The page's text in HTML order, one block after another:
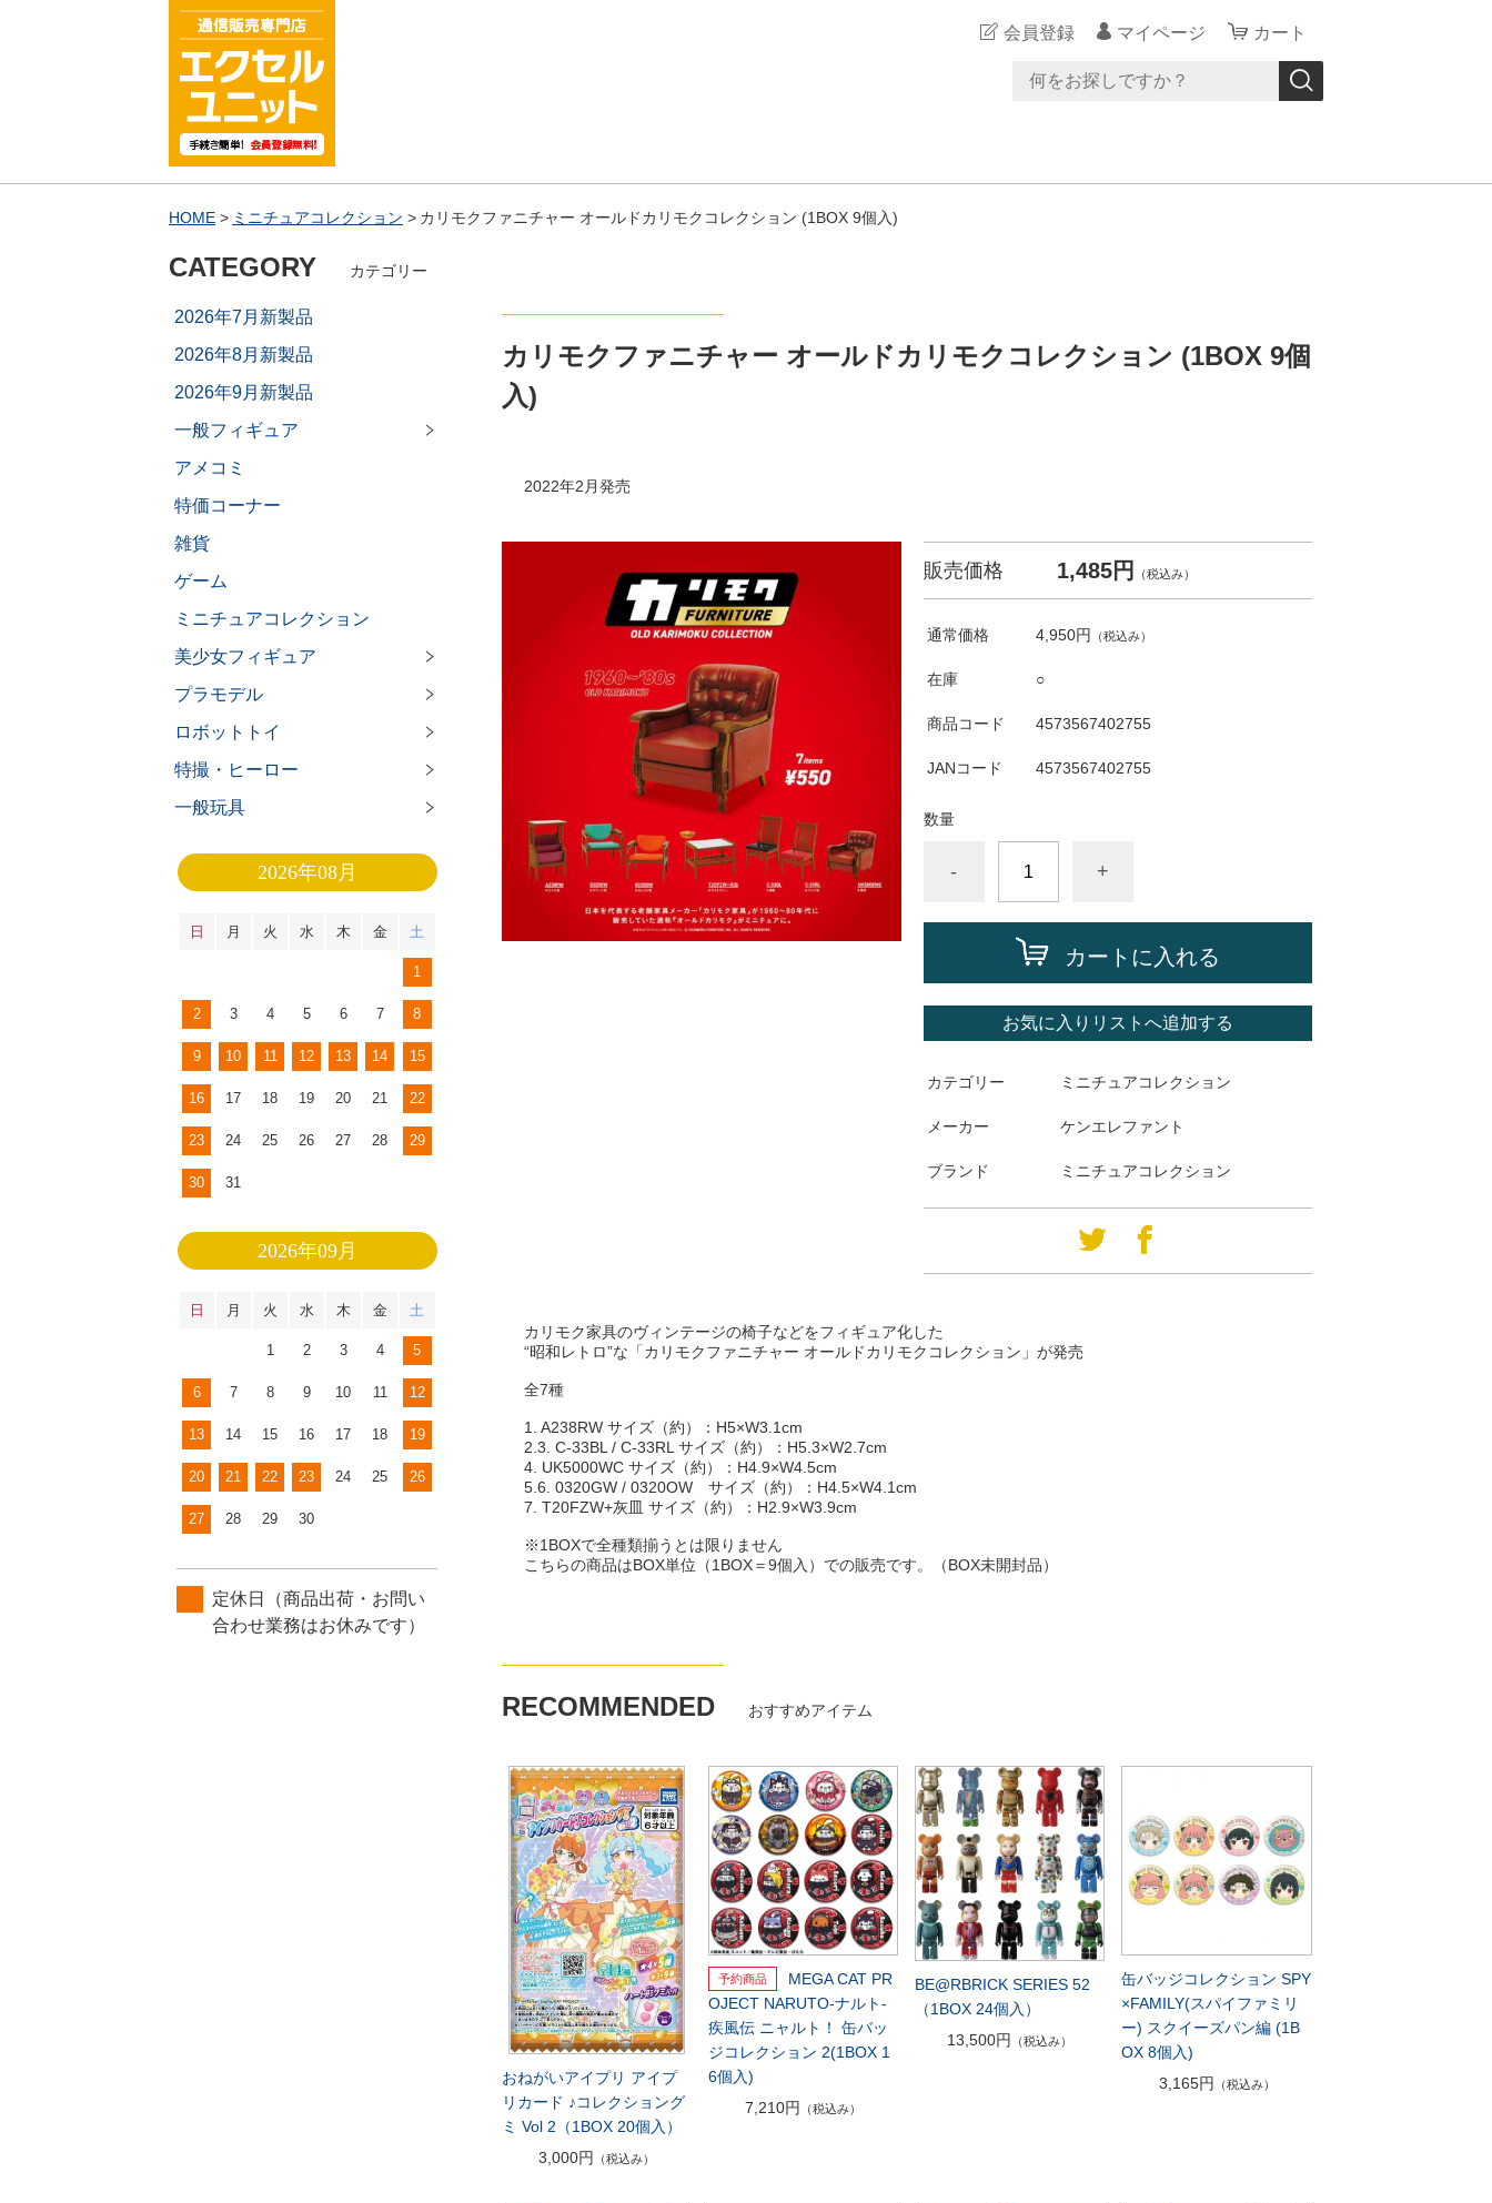
会員登録 マイページ カート
HOME ミニチュアコレクション カリモクファニチャー オールドカリモクコレクション (1BOX 9個入)
カリモクファニチャー オールドカリモクコレクション (1BOX 9個
入)
2022年2月発売
販売価格 1,485円 （税込み）
通常価格 4,950円 （税込み）
在庫 ○
商品コード 4573567402755
JANコード 4573567402755
数量
- +
カートに入れる
お気に入りリストへ追加する
カテゴリー ミニチュアコレクション
メーカー ケンエレファント
ブランド ミニチュアコレクション
カリモク家具のヴィンテージの椅子などをフィギュア化した
“昭和レトロ”な「カリモクファニチャー オールドカリモクコレクション」が発売
全7種
1. A238RW サイズ（約）：H5×W3.1cm
2.3. C-33BL / C-33RL サイズ（約）：H5.3×W2.7cm
4. UK5000WC サイズ（約）：H4.9×W4.5cm
5.6. 0320GW / 0320OW サイズ（約）：H4.5×W4.1cm
7. T20FZW+灰皿 サイズ（約）：H2.9×W3.9cm
※1BOXで全種類揃うとは限りません
こちらの商品はBOX単位（1BOX＝9個入）での販売です。（BOX未開封品）
RECOMMENDED おすすめアイテム
おねがいアイプリ アイプ
リカード ♪コレクショング
ミ Vol 2（1BOX 20個入）
3,000円
（税込み）
MEGA CAT PR
OJECT NARUTO-ナルト-
疾風伝 ニャルト！ 缶バッ
ジコレクション 2(1BOX 1
6個入)
7,210円
（税込み）
BE@RBRICK SERIES 52
（1BOX 24個入）
13,500円
（税込み）
缶バッジコレクション SPY
×FAMILY(スパイファミリ
ー) スクイーズパン編 (1B
OX 8個入)
3,165円
（税込み）
CATEGORY カテゴリー
2026年7月新製品
2026年8月新製品
2026年9月新製品
一般フィギュア
アメコミ
特価コーナー
雑貨
ゲーム
ミニチュアコレクション
美少女フィギュア
プラモデル
ロボットトイ
特撮・ヒーロー
一般玩具
2026年08月
日 月 火 水 木 金 土
1
2 3 4 5 6 7 8
9 10 11 12 13 14 15
16 17 18 19 20 21 22
23 24 25 26 27 28 29
30 31
2026年09月
日 月 火 水 木 金 土
1 2 3 4 5
6 7 8 9 10 11 12
13 14 15 16 17 18 19
20 21 22 23 24 25 26
27 28 29 30
定休日（商品出荷・お問い
合わせ業務はお休みです）